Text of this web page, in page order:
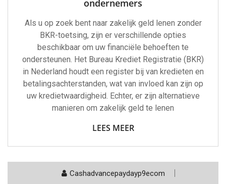
ondernemers
Als u op zoek bent naar zakelijk geld lenen zonder
BKR-toetsing, zijn er verschillende opties
beschikbaar om uw financiële behoeften te
ondersteunen. Het Bureau Krediet Registratie (BKR)
in Nederland houdt een register bij van kredieten en
betalingsachterstanden, wat van invloed kan zijn op
uw kredietwaardigheid. Echter, er zijn alternatieve
manieren om zakelijk geld te lenen
LEES MEER
Cashadvancepaydayp9ecom